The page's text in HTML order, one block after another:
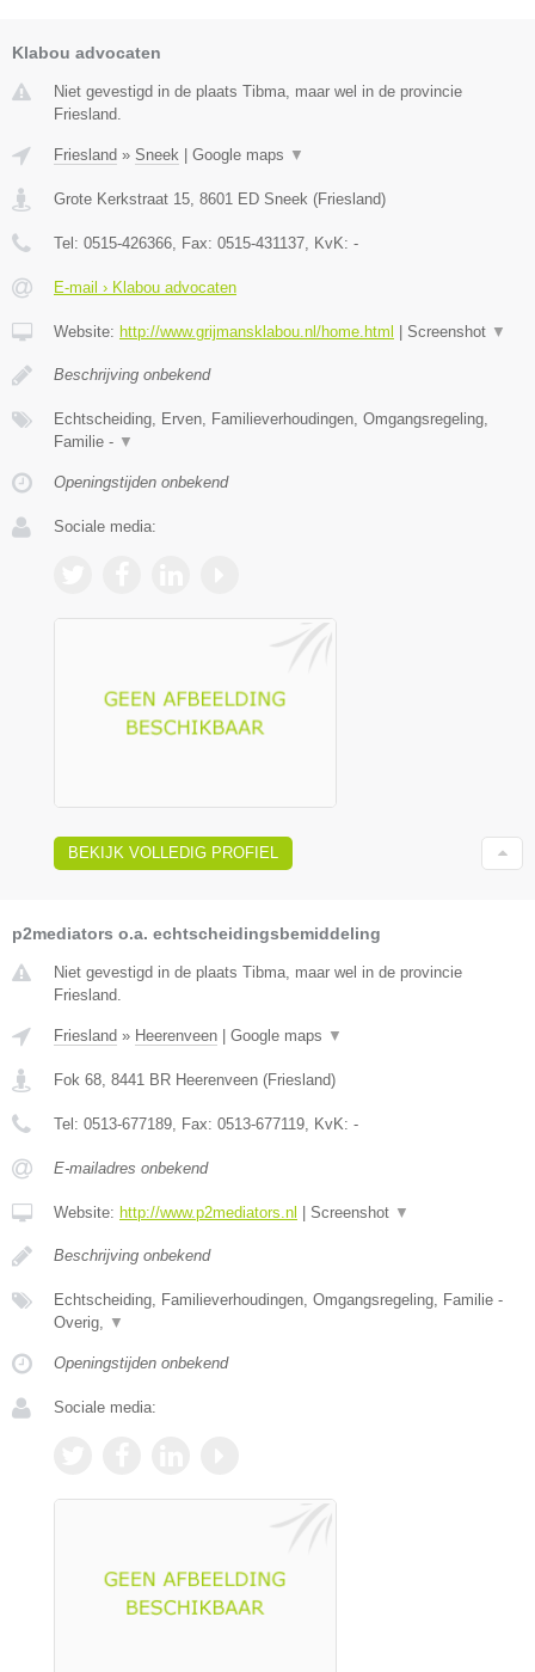
Klabou advocaten
Niet gevestigd in de plaats Tibma, maar wel in de provincie
Friesland.
Friesland » Sneek Google maps ▼
Grote Kerkstraat 15 8601 ED Sneek (Friesland)
Tel: 0515-426366 , Fax: 0515-431137 , KvK: -
E-mail › Klabou advocaten
Website: http://www.grijmansklabou.nl/home.html Screenshot ▼
Beschrijving onbekend
Echtscheiding, Erven, Familieverhoudingen, Omgangsregeling,
Familie - ▼
Openingstijden onbekend
Sociale media:
BEKIJK VOLLEDIG PROFIEL
p2mediators o.a. echtscheidingsbemiddeling
Niet gevestigd in de plaats Tibma, maar wel in de provincie
Friesland.
Friesland » Heerenveen | Google maps ▼
Fok 68 8441 BR Heerenveen (Friesland)
Tel: 0513-677189 , Fax: 0513-677119 , KvK: -
E-mailadres onbekend
Website: http://www.p2mediators.nl | Screenshot ▼
Beschrijving onbekend
Echtscheiding, Familieverhoudingen, Omgangsregeling, Familie -
Overig,
▼
Openingstijden onbekend
Sociale media: